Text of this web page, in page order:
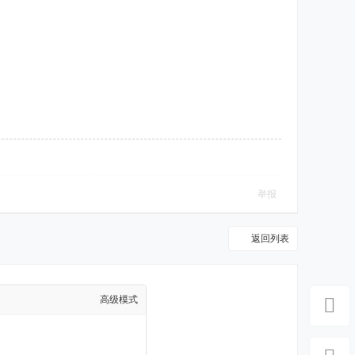
举报
返回列表
高级模式